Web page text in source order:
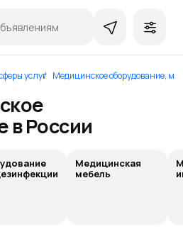
услуг Медицинское оборудование,
в России
Медицинская
мебель